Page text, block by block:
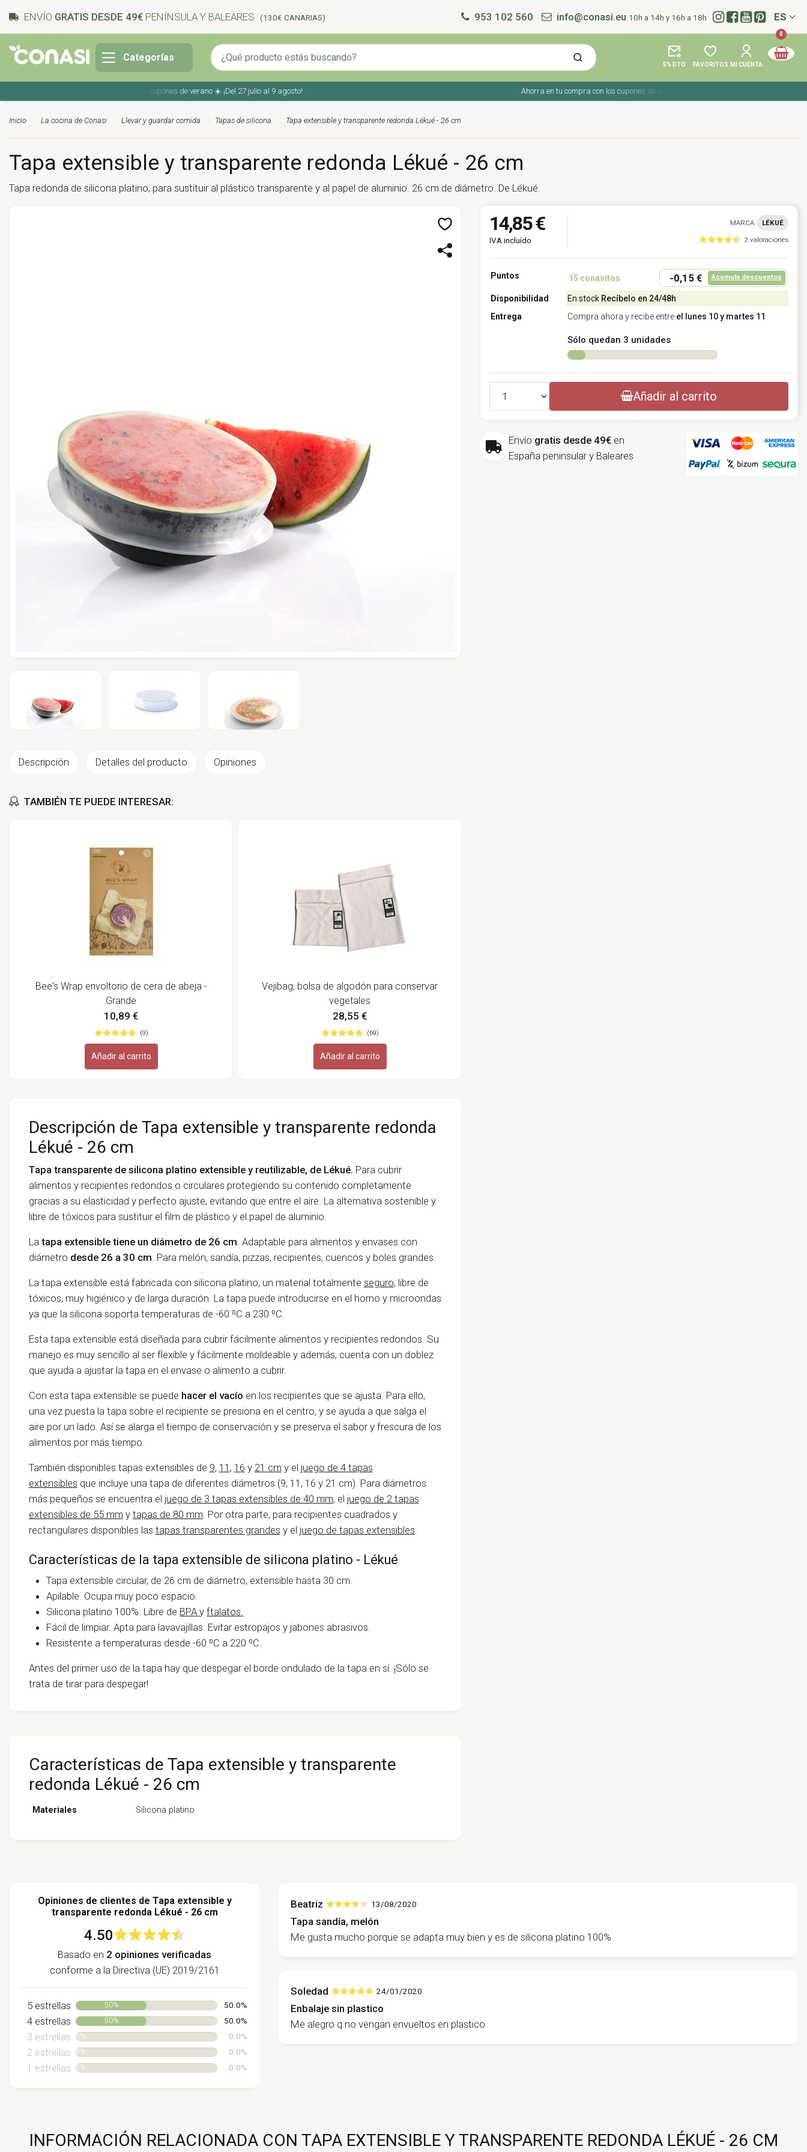
ENVÍO GRATIS DESDE 49€ PENÍNSULA Y BALEARES (130€ CANARIAS) 953 102 560 info@conasi.eu 10h a 14h y 16h a 18h Idioma:
ES
Categorías
5% DTO FAVORITOS MI CUENTA
0
Ahorra en tu compra con los cupones de verano ☀️ ¡Del 27 julio al 9 agosto! Ahorra en tu compra con los cupones de verano ☀️ ¡Del 27 julio al 9 agosto!
Inicio La cocina de Conasi Llevar y guardar comida Tapas de silicona Tapa extensible y transparente redonda Lékué - 26 cm
Tapa extensible y transparente redonda Lékué - 26 cm
Tapa redonda de silicona platino, para sustituir al plástico transparente y al papel de aluminio. 26 cm de diámetro. De Lékué.
Descripción Detalles del producto Opiniones
TAMBIÉN TE PUEDE INTERESAR:
Bee's Wrap envoltorio de cera de abeja -
Grande
10,89 €
(9)
Añadir al carrito
Vejibag, bolsa de algodón para conservar
vegetales
28,55 €
(69)
Añadir al carrito
Descripción de Tapa extensible y transparente redonda
Lékué - 26 cm
Tapa transparente de silicona platino extensible y reutilizable, de Lékué. Para cubrir
alimentos y recipientes redondos o circulares protegiendo su contenido completamente
gracias a su elasticidad y perfecto ajuste, evitando que entre el aire. La alternativa sostenible y
libre de tóxicos para sustituir el film de plástico y el papel de aluminio.
La tapa extensible tiene un diámetro de 26 cm . Adaptable para alimentos yenvases con
diámetro desde 26 a 30 cm . Para melón, sandía, pizzas, recipientes, cuencos y boles grandes.
La tapa extensible está fabricada con silicona platino, un material totalmente seguro, libre de
tóxicos, muy higiénico y de larga duración . La tapa puede introducirse en el horno y microondas
ya que la silicona soporta temperaturas de -60 ºC a 230 ºC.
Esta tapa extensible está diseñada para cubrir fácilmente alimentos y recipientes redondos. Su
manejo es muy sencillo al ser flexible y fácilmente moldeable y además, cuenta con un doblez
que ayuda a ajustar la tapa en el envase o alimento a cubrir.
Con esta tapa extensible se puede hacer el vacío en los recipientes que se ajusta. Para ello,
una vez puesta la tapa sobre el recipiente se presiona en el centro, y se ayuda a que salga el
aire por un lado. Así se alarga el tiempo de conservación y se preserva el sabor y frescura de los
alimentos por más tiempo.
También disponibles tapas extensibles de 9, 11 , 16 y 21 cm y el juego de 4 tapas
extensibles que incluye una tapa de diferentes diámetros (9, 11, 16 y 21 cm). Para diámetros
más pequeños se encuentra el juego de 3 tapas extensibles de 40 mm, el juego de 2 tapas
extensibles de 55 mm y tapas de 80 mm . Por otra parte, para recipientes cuadrados y
rectangulares disponibles las tapas transparentes grandes y el juego de tapas extensibles
Características de la tapa extensible de silicona platino - Lékué
Tapa extensible circular, de 26 cm de diámetro, extensible hasta 30 cm.
Apilable. Ocupa muy poco espacio.
Silicona platino 100%. Libre de BPA yftalatos
Fácil de limpiar. Apta para lavavajillas. Evitar estropajos y jabones abrasivos.
Resistente a temperaturas desde -60 ºC a 220 ºC.
Antes del primer uso de la tapa hay que despegar el borde ondulado de la tapa en sí. ¡Sólo se
trata de tirar para despegar!
Características de Tapa extensible y transparente
redonda Lékué - 26 cm
Materiales Silicona platino
14,85 €
IVA incluído
MARCA:
LÉKUÉ
2 valoraciones
Puntos 15 conasitos -0,15 € Acumula descuentos
Disponibilidad En stock Recíbelo en 24/48h
Entrega
Compra ahora y recibe entre el lunes 10 y martes 11
Sólo quedan 3 unidades
Cantidad Añadir al carrito
Envío gratis desde 49€ en
España peninsular y Baleares
Opiniones de clientes de Tapa extensible y
transparente redonda Lékué - 26 cm
4.50
Basado en 2 opiniones verificadas
conforme a la Directiva (UE) 2019/2161
5 estrellas 50% 50.0%
4 estrellas 50% 50.0%
3 estrellas 0% 0.0%
2 estrellas 0% 0.0%
1 estrellas 0% 0.0%
Beatriz 13/08/2020
Tapa sandía, melón
Me gusta mucho porque se adapta muy bien y es de silicona platino 100%
Soledad 24/01/2020
Enbalaje sin plastico
Me alegro q no vengan envueltos en plastico
INFORMACIÓN RELACIONADA CON TAPA EXTENSIBLE Y TRANSPARENTE REDONDA LÉKUÉ - 26 CM